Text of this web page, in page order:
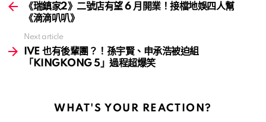
more《瑞鎮家2》二號店有望 6 月開業！接檔地娛四人幫
《滴滴叭叭》
Next article
IVE 也有後輩團？！孫宇賢、申承浩被迫組
「KINGKONG 5」過程超爆笑
WHAT'S YOUR REACTION?